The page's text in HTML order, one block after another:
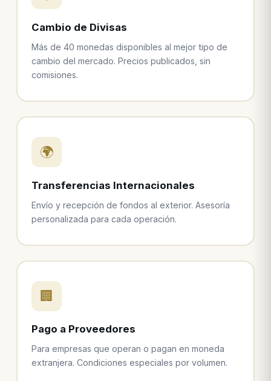
Cambio de Divisas
Más de 40 monedas disponibles al mejor tipo de
cambio del mercado. Precios publicados, sin
comisiones.
🌍
Transferencias Internacionales
Envío y recepción de fondos al exterior. Asesoría
personalizada para cada operación.
🏢
Pago a Proveedores
Para empresas que operan o pagan en moneda
extranjera. Condiciones especiales por volumen.